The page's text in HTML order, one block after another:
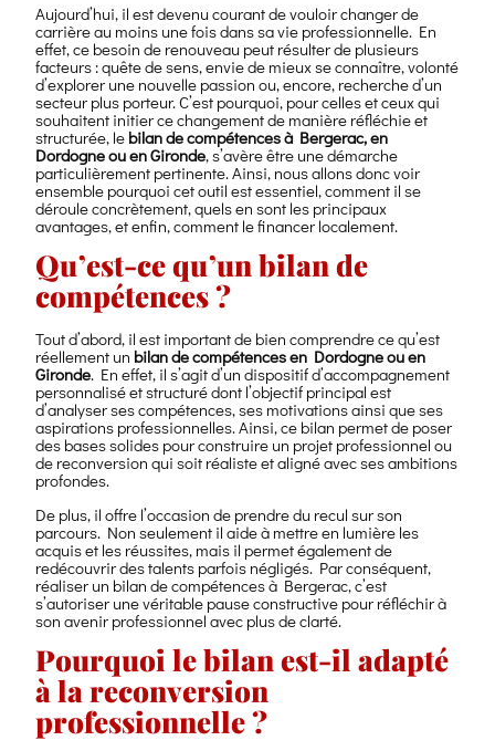
Aujourd’hui, il est devenu courant de vouloir changer de
carrière au moins une fois dans sa vie professionnelle. En
effet, ce besoin de renouveau peut résulter de plusieurs
facteurs : quête de sens, envie de mieux se connaître, volonté
d’explorer une nouvelle passion ou, encore, recherche d’un
secteur plus porteur. C’est pourquoi, pour celles et ceux qui
souhaitent initier ce changement de manière réfléchie et
structurée, le bilan de compétences à Bergerac, en
Dordogne ou en Gironde, s’avère être une démarche
particulièrement pertinente. Ainsi, nous allons donc voir
ensemble pourquoi cet outil est essentiel, comment il se
déroule concrètement, quels en sont les principaux
avantages, et enfin, comment le financer localement.
Qu’est-ce qu’un bilan de
compétences ?
Tout d’abord, il est important de bien comprendre ce qu’est
réellement un bilan de compétences en Dordogne ou en
Gironde. En effet, il s’agit d’un dispositif d’accompagnement
personnalisé et structuré dont l’objectif principal est
d’analyser ses compétences, ses motivations ainsi que ses
aspirations professionnelles. Ainsi, ce bilan permet de poser
des bases solides pour construire un projet professionnel ou
de reconversion qui soit réaliste et aligné avec ses ambitions
profondes.
De plus, il offre l’occasion de prendre du recul sur son
parcours. Non seulement il aide à mettre en lumière les
acquis et les réussites, mais il permet également de
redécouvrir des talents parfois négligés. Par conséquent,
réaliser un bilan de compétences à Bergerac, c’est
s’autoriser une véritable pause constructive pour réfléchir à
son avenir professionnel avec plus de clarté.
Pourquoi le bilan est-il adapté
à la reconversion
professionnelle ?